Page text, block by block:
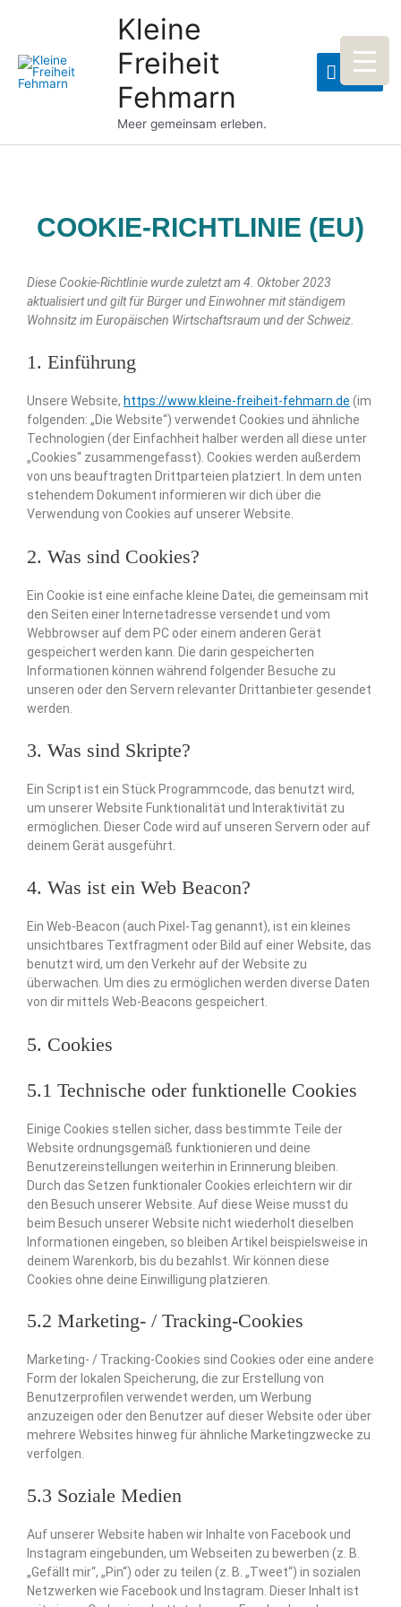
Kleine
Freiheit
Fehmarn
Meer gemeinsam erleben.
Menü
COOKIE-RICHTLINIE (EU)
Diese Cookie-Richtlinie wurde zuletzt am 4. Oktober 2023
aktualisiert und gilt für Bürger und Einwohner mit ständigem
Wohnsitz im Europäischen Wirtschaftsraum und der Schweiz.
1. Einführung
Unsere Website, https://www.kleine-freiheit-fehmarn.de (im
folgenden: „Die Website“) verwendet Cookies und ähnliche
Technologien (der Einfachheit halber werden all diese unter
„Cookies“ zusammengefasst). Cookies werden außerdem
von uns beauftragten Drittparteien platziert. In dem unten
stehendem Dokument informieren wir dich über die
Verwendung von Cookies auf unserer Website.
2. Was sind Cookies?
Ein Cookie ist eine einfache kleine Datei, die gemeinsam mit
den Seiten einer Internetadresse versendet und vom
Webbrowser auf dem PC oder einem anderen Gerät
gespeichert werden kann. Die darin gespeicherten
Informationen können während folgender Besuche zu
unseren oder den Servern relevanter Drittanbieter gesendet
werden.
3. Was sind Skripte?
Ein Script ist ein Stück Programmcode, das benutzt wird,
um unserer Website Funktionalität und Interaktivität zu
ermöglichen. Dieser Code wird auf unseren Servern oder auf
deinem Gerät ausgeführt.
4. Was ist ein Web Beacon?
Ein Web-Beacon (auch Pixel-Tag genannt), ist ein kleines
unsichtbares Textfragment oder Bild auf einer Website, das
benutzt wird, um den Verkehr auf der Website zu
überwachen. Um dies zu ermöglichen werden diverse Daten
von dir mittels Web-Beacons gespeichert.
5. Cookies
5.1 Technische oder funktionelle Cookies
Einige Cookies stellen sicher, dass bestimmte Teile der
Website ordnungsgemäß funktionieren und deine
Benutzereinstellungen weiterhin in Erinnerung bleiben.
Durch das Setzen funktionaler Cookies erleichtern wir dir
den Besuch unserer Website. Auf diese Weise musst du
beim Besuch unserer Website nicht wiederholt dieselben
Informationen eingeben, so bleiben Artikel beispielsweise in
deinem Warenkorb, bis du bezahlst. Wir können diese
Cookies ohne deine Einwilligung platzieren.
5.2 Marketing- / Tracking-Cookies
Marketing- / Tracking-Cookies sind Cookies oder eine andere
Form der lokalen Speicherung, die zur Erstellung von
Benutzerprofilen verwendet werden, um Werbung
anzuzeigen oder den Benutzer auf dieser Website oder über
mehrere Websites hinweg für ähnliche Marketingzwecke zu
verfolgen.
5.3 Soziale Medien
Auf unserer Website haben wir Inhalte von Facebook und
Instagram eingebunden, um Webseiten zu bewerben (z. B.
„Gefällt mir“, „Pin“) oder zu teilen (z. B. „Tweet“) in sozialen
Netzwerken wie Facebook und Instagram. Dieser Inhalt ist
Consent
to
service
Consent
to
service
Consent
to
service
Consent
to
service
Consent
to
service